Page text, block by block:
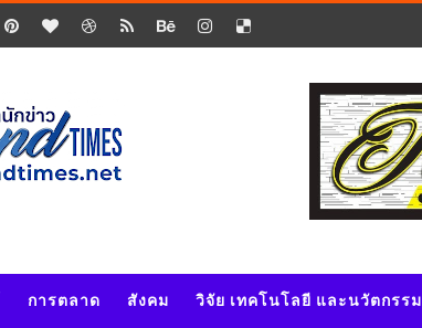
การตลาด สังคม วิจัย เทคโนโลยี และนวัตกรรม